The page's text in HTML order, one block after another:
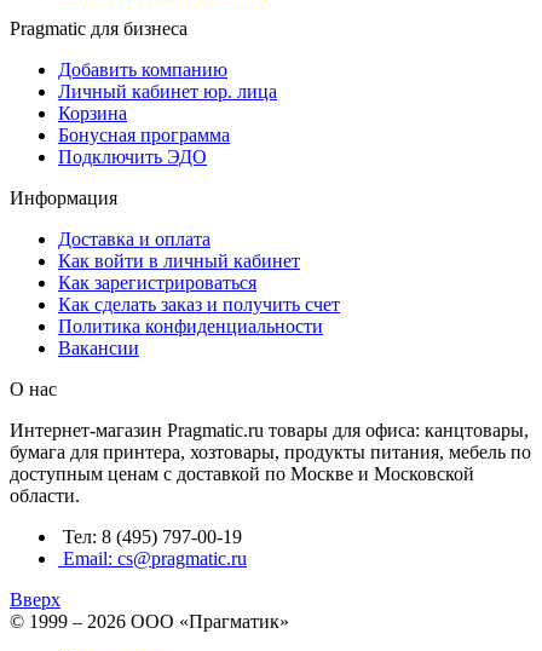
Pragmatic для бизнеса
Добавить компанию
Личный кабинет юр. лица
Корзина
Бонусная программа
Подключить ЭДО
Информация
Доставка и оплата
Как войти в личный кабинет
Как зарегистрироваться
Как сделать заказ и получить счет
Политика конфиденциальности
Вакансии
О нас
Интернет-магазин Pragmatic.ru товары для офиса: канцтовары,
бумага для принтера, хозтовары, продукты питания, мебель по
доступным ценам с доставкой по Москве и Московской
области.
Тел: 8 (495) 797-00-19
Email: cs@pragmatic.ru
Вверх
© 1999 – 2026 ООО «Прагматик»